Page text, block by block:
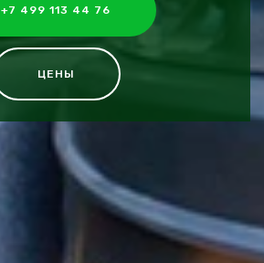
+7 499 113 44 76
ЦЕНЫ